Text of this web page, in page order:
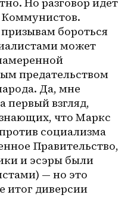
Коммунистов.
призывам бороться
может
предательством
Да, мне
первый взгляд,
что Маркс
социализма
Правительство,
и эсэры были
— но это
итог диверсии